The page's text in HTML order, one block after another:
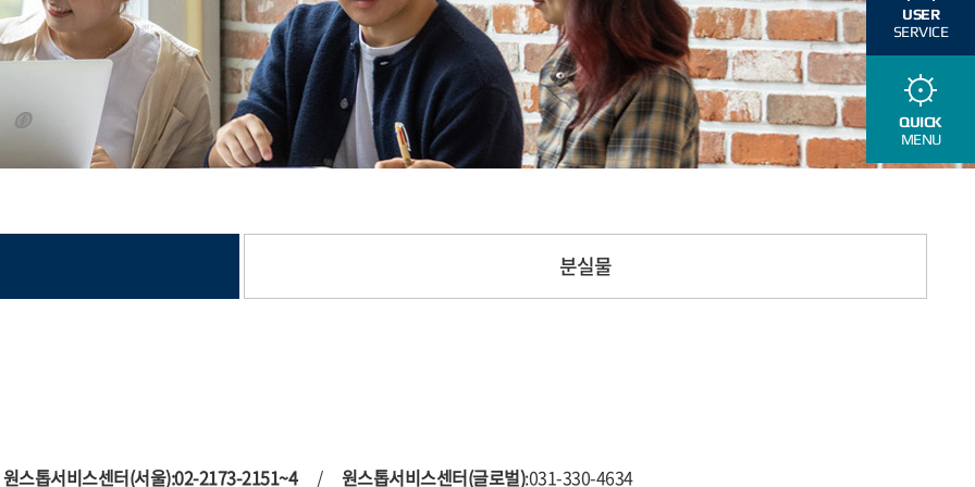
USER
SERVICE
QUICK
MENU
분실물
원스톱서비스센터(서울):02-2173-2151~4/ 원스톱서비스센터(글로벌):031-330-4634